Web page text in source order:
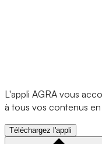
L'appli AGRA vous
à tous vos contenus
Téléchargez l'appli